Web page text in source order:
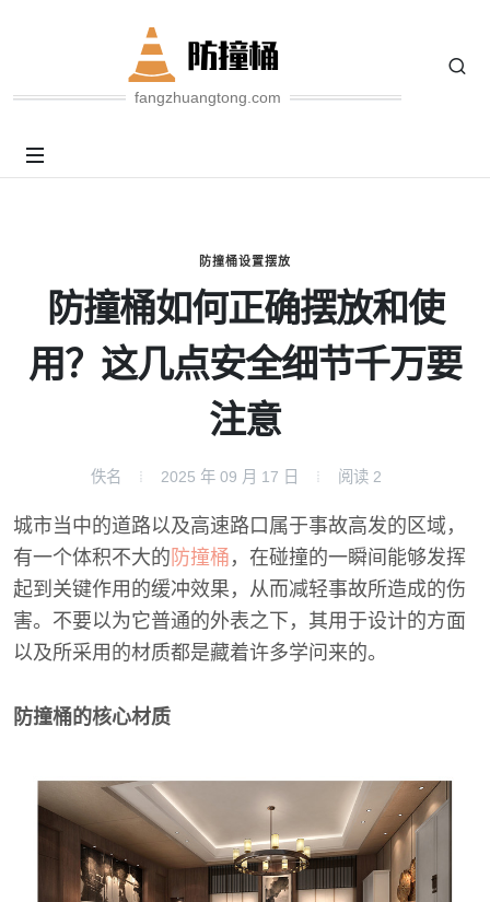
fangzhuangtong.com
防撞桶设置摆放
防撞桶如何正确摆放和使
用？这几点安全细节千万要
注意
佚名 2025 年 09 月 17 日 阅读 2
城市当中的道路以及高速路口属于事故高发的区域，
有一个体积不大的 防撞桶 ，在碰撞的一瞬间能够发挥
起到关键作用的缓冲效果，从而减轻事故所造成的伤
害。不要以为它普通的外表之下，其用于设计的方面
以及所采用的材质都是藏着许多学问来的。
防撞桶的核心材质